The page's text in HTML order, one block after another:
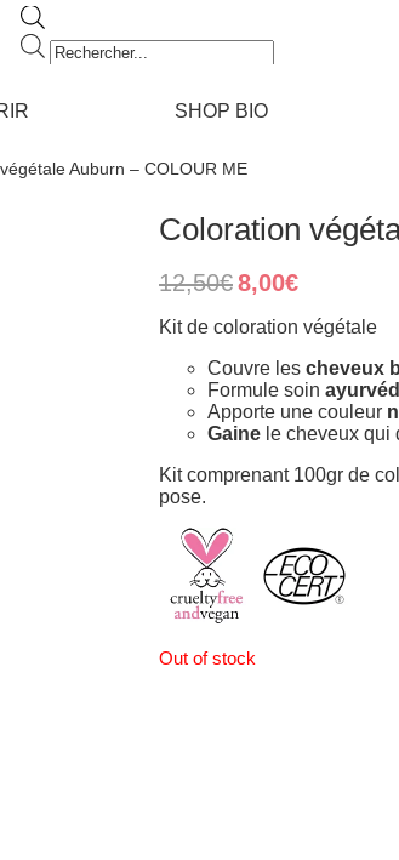
Recherche
de
SHOP BIO
Auburn – COLOUR ME
Coloration
12,50€ Original
price
was:
8,00€Current
is:
8,00€.
Kit de coloration végétale
Couvre les cheveux
Formule soin
Apporte une couleur
Gaine le cheveux qui
Kit comprenant 100gr de
pose.
Out of stock